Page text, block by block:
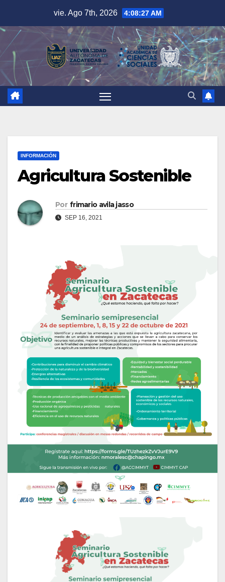
contenido
vie. Ago 7th, 2026 4:08:27 AM
INFORMACIÓN
Agricultura Sostenible
Por frimario avila jasso
SEP 16, 2021